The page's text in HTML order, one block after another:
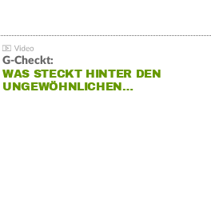
G-Checkt:
WAS STECKT HINTER DEN
UNGEWÖHNLICHEN…